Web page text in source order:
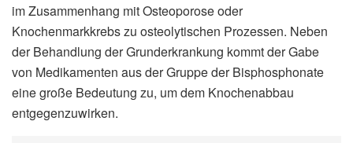
im Zusammenhang mit Osteoporose oder
Knochenmarkkrebs zu osteolytischen Prozessen. Neben
der Behandlung der Grunderkrankung kommt der Gabe
von Medikamenten aus der Gruppe der Bisphosphonate
eine große Bedeutung zu, um dem Knochenabbau
entgegenzuwirken.